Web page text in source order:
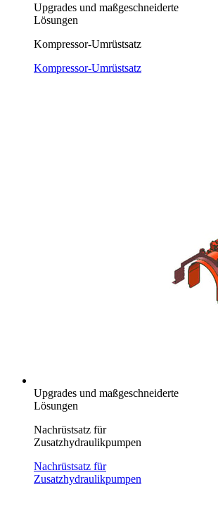
Upgrades und maßgeschneiderte
Lösungen
Kompressor-Umrüstsatz
Kompressor-Umrüstsatz
Upgrades und maßgeschneiderte
Lösungen
Nachrüstsatz für
Zusatzhydraulikpumpen
Nachrüstsatz für
Zusatzhydraulikpumpen